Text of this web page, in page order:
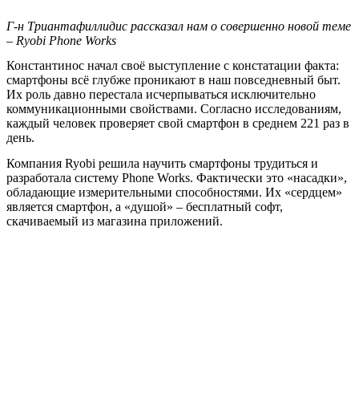
Г-н Триантафиллидис рассказал нам о совершенно новой теме
– Ryobi Phone Works
Константинос начал своё выступление с констатации факта:
смартфоны всё глубже проникают в наш повседневный быт.
Их роль давно перестала исчерпываться исключительно
коммуникационными свойствами. Согласно исследованиям,
каждый человек проверяет свой смартфон в среднем 221 раз в
день.
Компания Ryobi решила научить смартфоны трудиться и
разработала систему Phone Works. Фактически это «насадки»,
обладающие измерительными способностями. Их «сердцем»
является смартфон, а «душой» – бесплатный софт,
скачиваемый из магазина приложений.